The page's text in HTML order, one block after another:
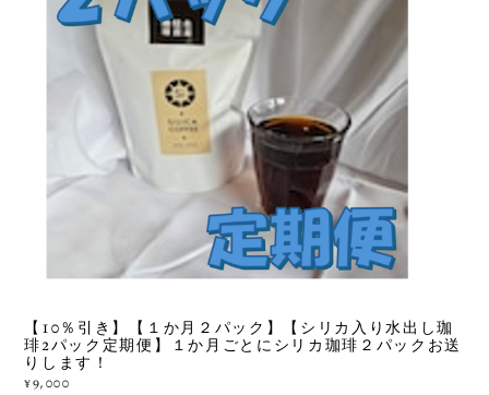
【10％引き】【１か月２パック】【シリカ入り水出し珈
琲2パック定期便】１か月ごとにシリカ珈琲２パックお送
りします！
¥9,000